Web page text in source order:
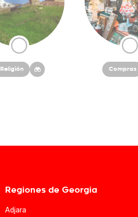
Religión Compras
Regiones de Georgia
Adjara